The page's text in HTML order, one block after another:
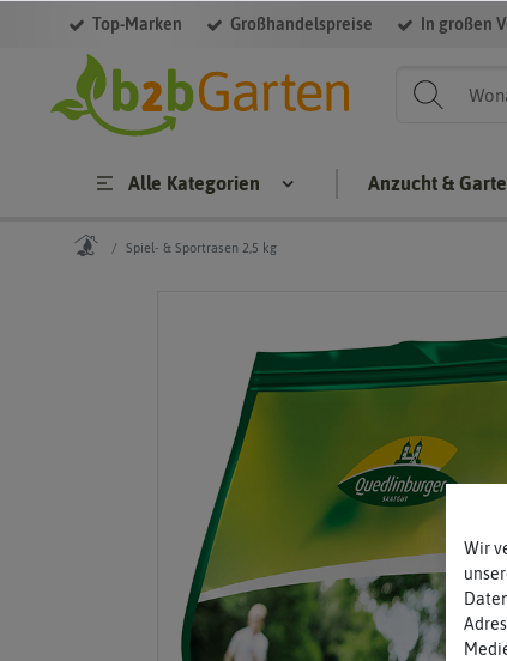
Top-Marken Großhandelspreise In großen
Alle Kategorien Anzucht &
Spiel- & Sportrasen 2,5 kg
Wir